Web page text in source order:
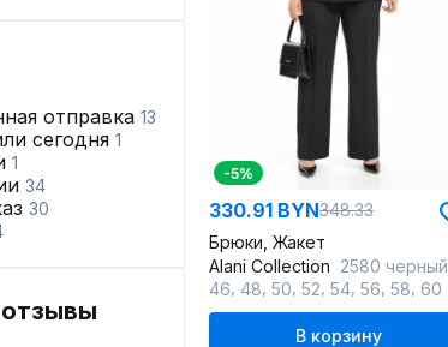
отправка 13
сегодня 1
1
34
30
-5%
330.91 BYN348.33
Брюки, Жакет
Alani Collection 2580 черный
46 48 50 52 54 56 58 60
В корзину